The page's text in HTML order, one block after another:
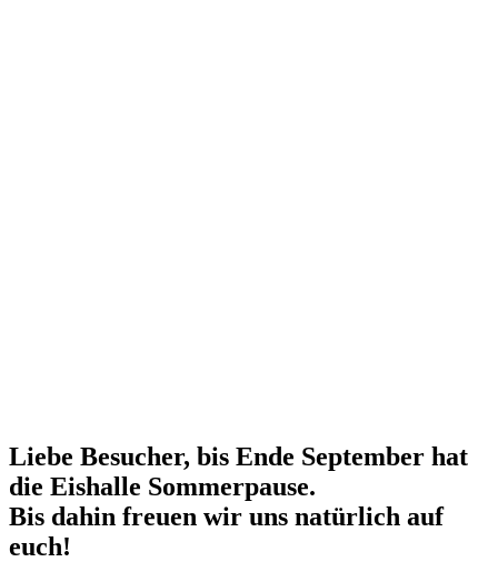
Liebe Besucher, bis Ende September hat
die Eishalle Sommerpause.
Bis dahin freuen wir uns natürlich auf
euch!